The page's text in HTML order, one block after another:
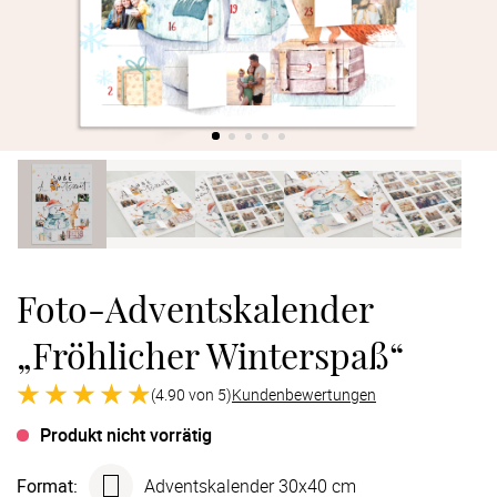
Foto-Adventskalender
„Fröhlicher Winterspaß“
(4.90 von 5)Kundenbewertungen
Produkt nicht vorrätig
Format: Advents­kalender 30x40 cm